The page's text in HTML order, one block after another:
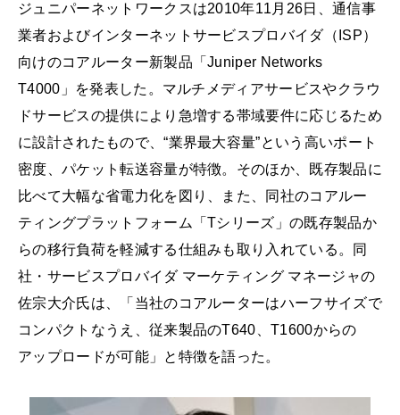
ジュニパーネットワークスは2010年11月26日、通信事
業者およびインターネットサービスプロバイダ（ISP）
向けのコアルーター新製品「Juniper Networks
T4000」を発表した。マルチメディアサービスやクラウ
ドサービスの提供により急増する帯域要件に応じるため
に設計されたもので、“業界最大容量”という高いポート
密度、パケット転送容量が特徴。そのほか、既存製品に
比べて大幅な省電力化を図り、また、同社のコアルー
ティングプラットフォーム「Tシリーズ」の既存製品か
らの移行負荷を軽減する仕組みも取り入れている。同
社・サービスプロバイダ マーケティング マネージャの
佐宗大介氏は、「当社のコアルーターはハーフサイズで
コンパクトなうえ、従来製品のT640、T1600からの
アップロードが可能」と特徴を語った。